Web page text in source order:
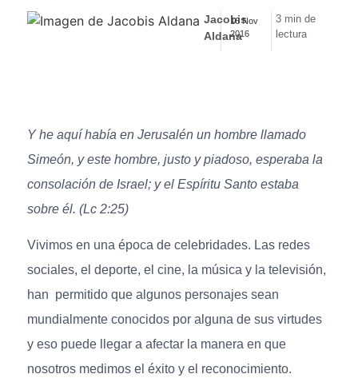
Jacobis
Aldana
16 Nov
2016
3 min de
lectura
Y he aquí había en Jerusalén un hombre llamado
Simeón, y este hombre, justo y piadoso, esperaba la
consolación de Israel; y el Espíritu Santo estaba
sobre él. (Lc 2:25)
Vivimos en una época de celebridades. Las redes
sociales, el deporte, el cine, la música y la televisión,
han permitido que algunos personajes sean
mundialmente conocidos por alguna de sus virtudes
y eso puede llegar a afectar la manera en que
nosotros medimos el éxito y el reconocimiento.